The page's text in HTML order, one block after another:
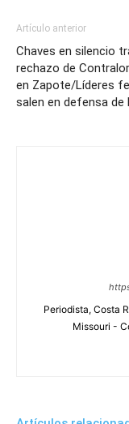
Artículo anterior
Chaves en silencio
rechazo de
en Zapote/Líderes
salen en defensa de
Periodista, Costa
Missouri -